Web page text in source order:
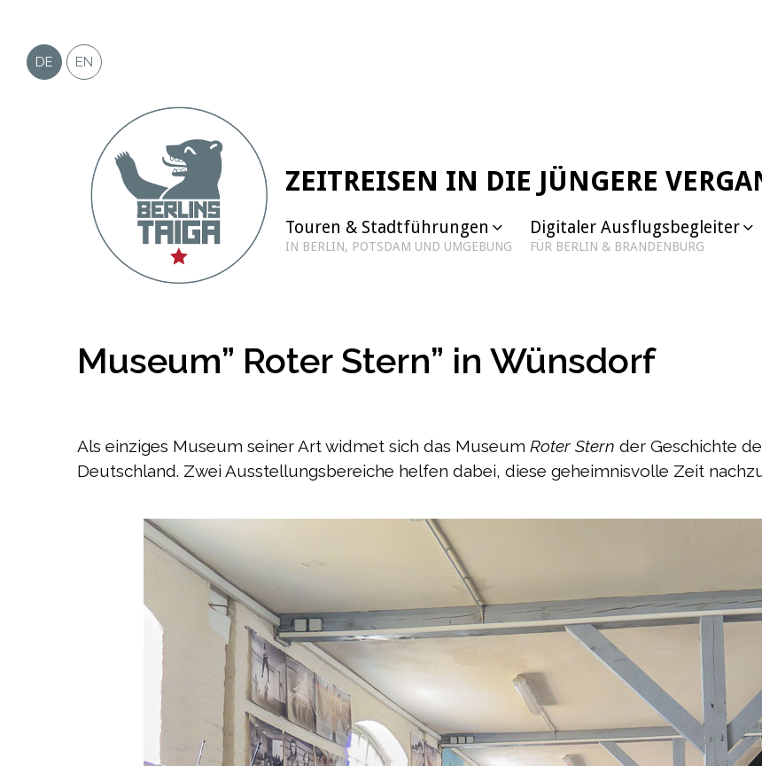
springen
DE EN
ZEITREISEN IN DIE JÜNGERE
Touren & Stadtführungen
IN BERLIN, POTSDAM UND UMGEBUNG
Digitaler Ausflugsbegleiter
FÜR BERLIN & BRANDENBURG
Museum” Roter Stern” in Wünsdorf
Als einziges Museum seiner Art widmet sich das Museum Roter Stern der Geschichte
Deutschland. Zwei Ausstellungsbereiche helfen dabei, diese geheimnisvolle Zeit